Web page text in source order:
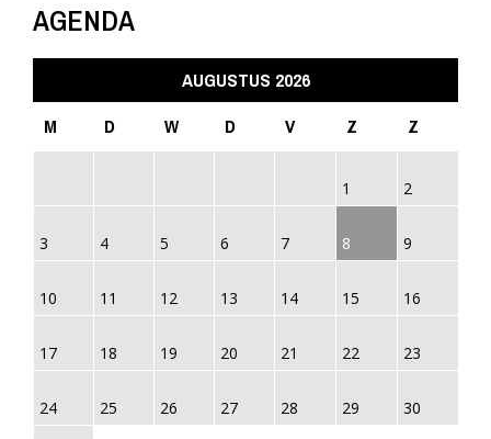
AGENDA
AUGUSTUS 2026
M
D W D V Z Z
1 2
3 4 5 6 7 8 9
10 11 12 13 14 15 16
17 18 19 20 21 22 23
24 25 26 27 28 29 30